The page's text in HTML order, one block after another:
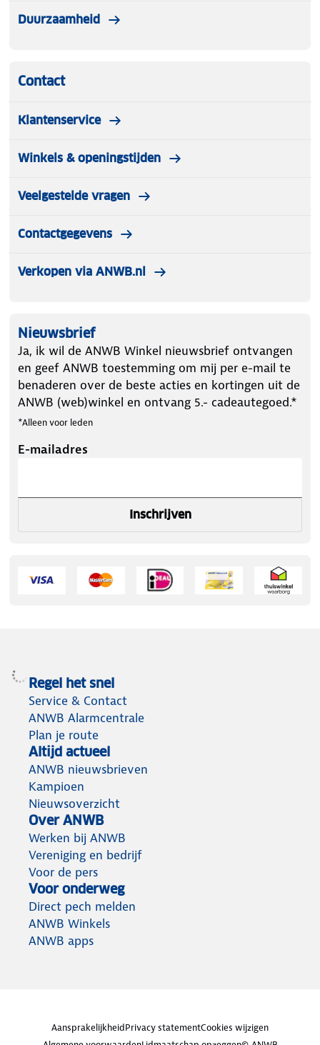
Duurzaamheid
Contact
Klantenservice
Winkels & openingstijden
Veelgestelde vragen
Contactgegevens
Verkopen via ANWB.nl
Nieuwsbrief
Ja, ik wil de ANWB Winkel nieuwsbrief ontvangen
en geef ANWB toestemming om mij per e-mail te
benaderen over de beste acties en kortingen uit de
ANWB (web)winkel en ontvang 5.- cadeautegoed.*
*Alleen voor leden
E-mailadres
Inschrijven
Regel het snel
Service & Contact
ANWB Alarmcentrale
Plan je route
Altijd actueel
ANWB nieuwsbrieven
Kampioen
Nieuwsoverzicht
Over ANWB
Werken bij ANWB
Vereniging en bedrijf
Voor de pers
Voor onderweg
Direct pech melden
ANWB Winkels
ANWB apps
AansprakelijkheidPrivacy statementCookies wijzigen